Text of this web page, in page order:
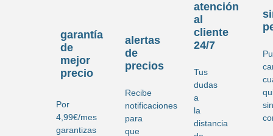
garantía
de
mejor
precio
Por
4,99€/mes
garantizas
alertas
de
precios
Recibe
notificaciones
para
que
atención
al
cliente
24/7
Tus
dudas
a
la
distancia
sin